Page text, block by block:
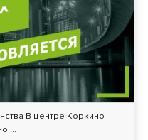
В центре Коркино
...